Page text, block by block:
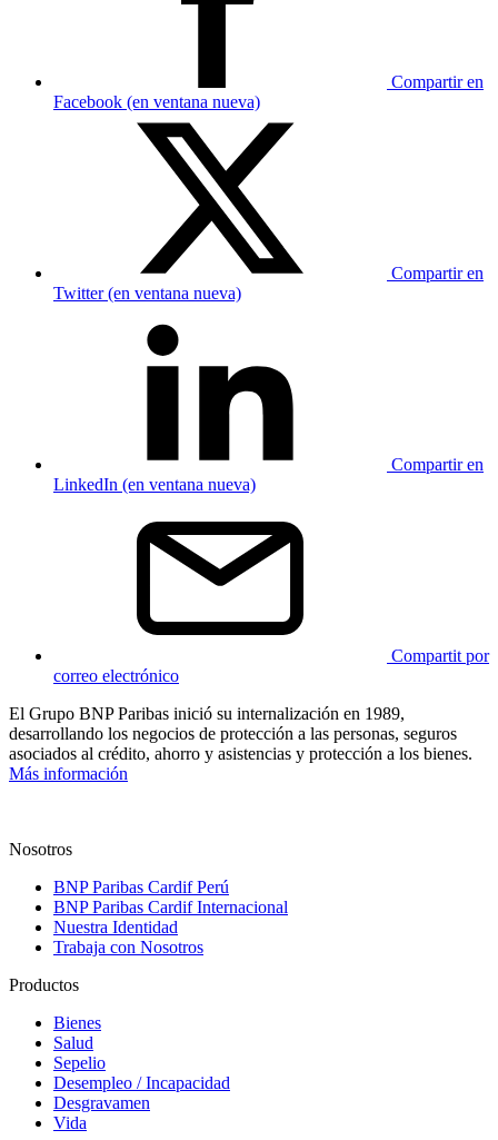
Compartir en
Facebook (en ventana nueva)
Compartir en
Twitter (en ventana nueva)
Compartir en
LinkedIn (en ventana nueva)
Compartit por
correo electrónico
El Grupo BNP Paribas inició su internalización en 1989,
desarrollando los negocios de protección a las personas, seguros
asociados al crédito, ahorro y asistencias y protección a los bienes.
Más información
Nosotros
BNP Paribas Cardif Perú
BNP Paribas Cardif Internacional
Nuestra Identidad
Trabaja con Nosotros
Productos
Bienes
Salud
Sepelio
Desempleo / Incapacidad
Desgravamen
Vida